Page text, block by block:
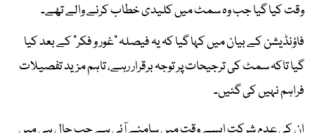
وقت کیا گیا جب وہ سمٹ میں کلیدی خطاب کرنے والے تھے۔
فاؤنڈیشن کے بیان میں کہا گیا کہ یہ فیصلہ “غور و فکر” کے بعد کیا
گیا تاکہ سمٹ کی ترجیحات پر توجہ برقرار رہے، تاہم مزید تفصیلات
فراہم نہیں کی گئیں۔